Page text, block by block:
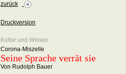
zurück
Druckversion
Kultur und Wissen
Corona-Miszelle
Seine Sprache verrät sie
Von Rudolph Bauer